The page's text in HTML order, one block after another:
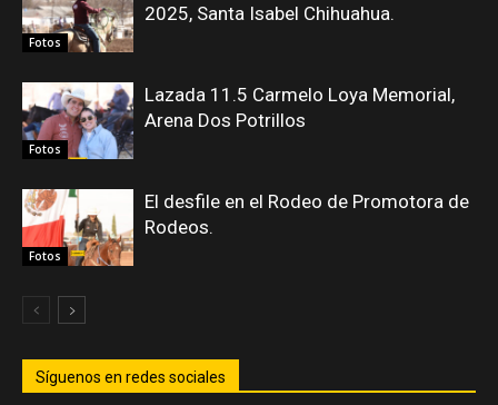
Fotos
2025, Santa Isabel Chihuahua.
Fotos
Lazada 11.5 Carmelo Loya Memorial,
Arena Dos Potrillos
Fotos
El desfile en el Rodeo de Promotora de
Rodeos.
Síguenos en redes sociales